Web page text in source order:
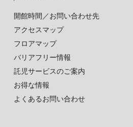
開館時間／お問い合わせ先
アクセスマップ
フロアマップ
バリアフリー情報
託児サービスのご案内
お得な情報
よくあるお問い合わせ